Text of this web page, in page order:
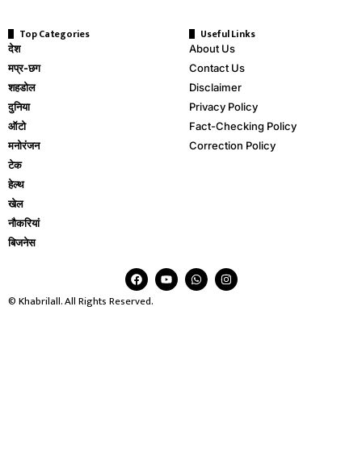
Top Categories
देश
मप्र-छग
शहडोल
दुनिया
ऑटो
मनोरंजन
टेक
हेल्थ
खेल
नौकरियां
बिजनेस
Useful Links
About Us
Contact Us
Disclaimer
Privacy Policy
Fact-Checking Policy
Correction Policy
© Khabrilall. All Rights Reserved.